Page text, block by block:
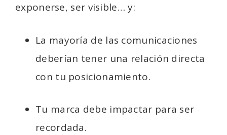
exponerse, ser visible… y:
La mayoría de las comunicaciones
deberían tener una relación directa
con tu posicionamiento.
Tu marca debe impactar para ser
recordada.